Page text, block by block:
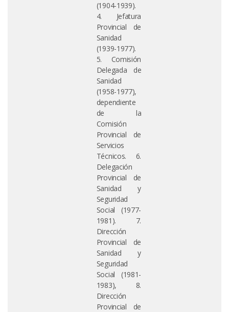
(1904-1939).
4. Jefatura
Provincial de
Sanidad
(1939-1977).
5. Comisión
Delegada de
Sanidad
(1958-1977),
dependiente
de la
Comisión
Provincial de
Servicios
Técnicos. 6.
Delegación
Provincial de
Sanidad y
Seguridad
Social (1977-
1981). 7.
Dirección
Provincial de
Sanidad y
Seguridad
Social (1981-
1983), 8.
Dirección
Provincial de